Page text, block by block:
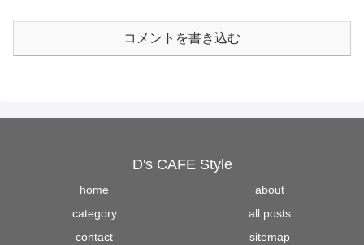
コメントを書き込む
D's CAFE Style
home
about
category
all posts
contact
sitemap